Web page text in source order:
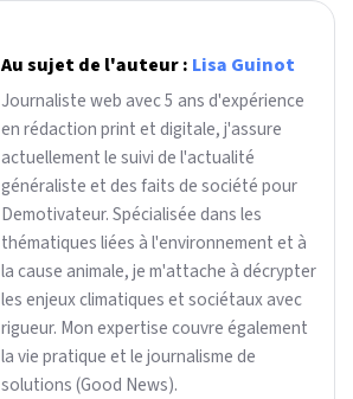
Au sujet de l'auteur : Lisa Guinot
Journaliste web avec 5 ans d'expérience
en rédaction print et digitale, j'assure
actuellement le suivi de l'actualité
généraliste et des faits de société pour
Demotivateur. Spécialisée dans les
thématiques liées à l'environnement et à
la cause animale, je m'attache à décrypter
les enjeux climatiques et sociétaux avec
rigueur. Mon expertise couvre également
la vie pratique et le journalisme de
solutions (Good News).